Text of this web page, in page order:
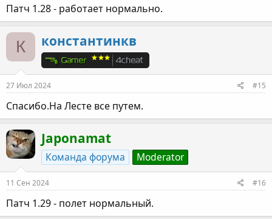
Патч 1.28 - работает нормально.
К константинкв
27 Июл 2024 #15
Спасибо.На Лесте все путем.
Japonamat
Команда форума Moderator
11 Сен 2024 #16
Патч 1.29 - полет нормальный.